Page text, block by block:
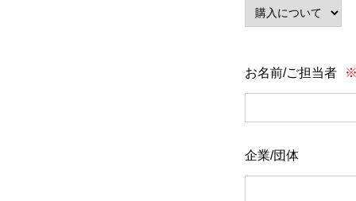
お名前/ご担当者
企業/団体